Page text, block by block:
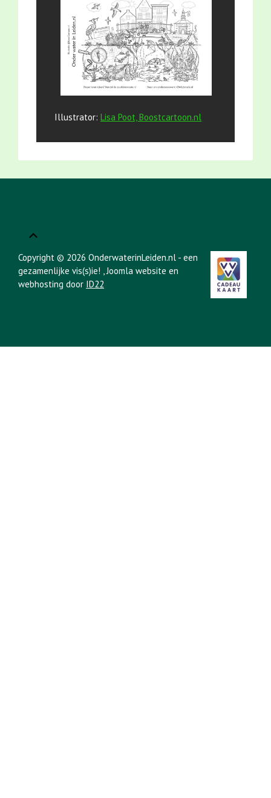
Illustrator: Lisa Poot, Boostcartoon.nl
Copyright © 2026 OnderwaterinLeiden.nl - een
gezamenlijke vis(s)ie! , Joomla website en
webhosting door ID22